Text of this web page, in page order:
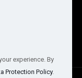
experience. By
Protection Policy.